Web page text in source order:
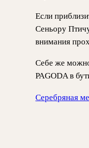
Если
Сеньору
внимания
Себе же
PAGODA в
Серебряная